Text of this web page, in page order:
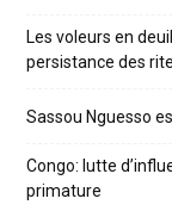
Les voleurs en
persistance des
Sassou Nguesso
Congo: lutte
primature